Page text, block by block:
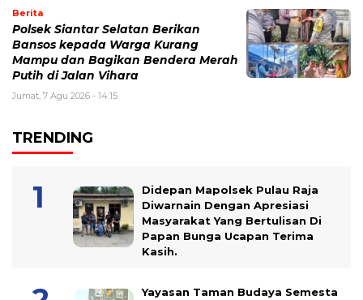
Berita
Polsek Siantar Selatan Berikan
Bansos kepada Warga Kurang
Mampu dan Bagikan Bendera Merah
Putih di Jalan Vihara
Jumat, 7 Agu 2026 - 14:15
TRENDING
Didepan Mapolsek Pulau Raja
Diwarnain Dengan Apresiasi
Masyarakat Yang Bertulisan Di
Papan Bunga Ucapan Terima
Kasih.
Yayasan Taman Budaya Semesta